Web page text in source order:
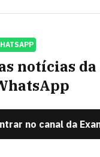
notícias da
no canal da